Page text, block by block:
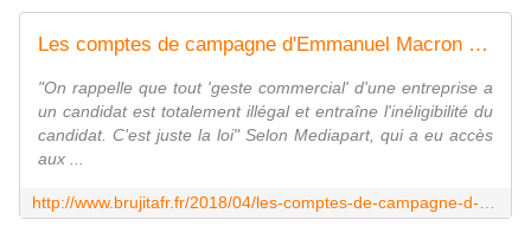
Les comptes de campagne d'Emmanuel Macron révèlent d'intrigantes ristournes - MOINS de BIENS PLUS de LIENS
"On rappelle que tout 'geste commercial' d'une entreprise a
un candidat est totalement illégal et entraîne l'inéligibilité du
candidat. C'est juste la loi" Selon Mediapart, qui a eu accès
aux ...